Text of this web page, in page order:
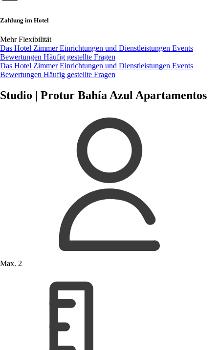
Zahlung im Hotel
Mehr Flexibilität
Das Hotel ZimmerEinrichtungen und Dienstleistungen Events
Bewertungen Häufig gestellte Fragen
Das Hotel ZimmerEinrichtungen und Dienstleistungen Events
Bewertungen Häufig gestellte Fragen
Studio | Protur Bahía Azul Apartamentos
Max. 2